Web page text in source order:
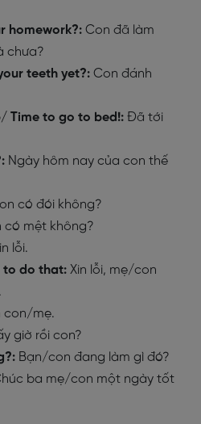
homework?: Con đã làm
chưa?
teeth yet?: Con đánh
Time to go to bed!: Đã tới
Ngày hôm nay của con thế
có đói không?
có mệt không?
lỗi.
to do that: Xin lỗi, mẹ/con
con/mẹ.
giờ rồi con?
Bạn/con đang làm gì đó?
ba mẹ/con một ngày tốt